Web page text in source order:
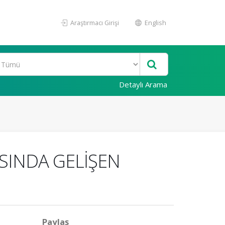
Araştırmacı Girişi English
Detaylı Arama
GELİŞEN
Paylaş